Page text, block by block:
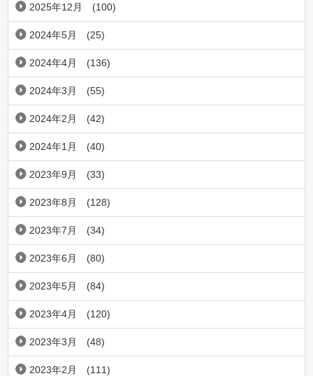
2025年12月 (100)
2024年5月 (25)
2024年4月 (136)
2024年3月 (55)
2024年2月 (42)
2024年1月 (40)
2023年9月 (33)
2023年8月 (128)
2023年7月 (34)
2023年6月 (80)
2023年5月 (84)
2023年4月 (120)
2023年3月 (48)
2023年2月 (111)